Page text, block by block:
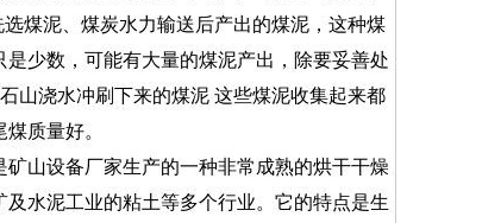
煤泥、煤炭水力输送后产出的煤泥，这种煤
少数，可能有大量的煤泥产出，除要妥善处
山浇水冲刷下来的煤泥 这些煤泥收集起来都
质量好。
山设备厂家生产的一种非常成熟的烘干干燥
水泥工业的粘土等多个行业。它的特点是生